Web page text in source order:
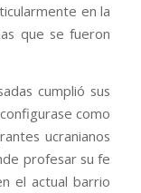
en la
que se fueron
cumplió sus
como
ucranianos
profesar su fe
el actual barrio